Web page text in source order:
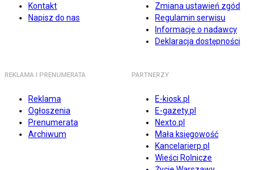
Kontakt
Napisz do nas
Zmiana ustawień zgód
Regulamin serwisu
Informacje o nadawcy
Deklaracja dostępności
REKLAMA I PRENUMERATA
Reklama
Ogłoszenia
Prenumerata
Archiwum
PARTNERZY
E-kiosk.pl
E-gazety.pl
Nexto.pl
Mała księgowość
Kancelarierp.pl
Wieści Rolnicze